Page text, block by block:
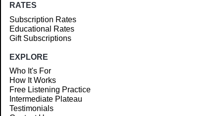
RATES
Subscription Rates
Educational Rates
Gift Subscriptions
EXPLORE
Who It's For
How It Works
Free Listening Practice
Intermediate Plateau
Testimonials